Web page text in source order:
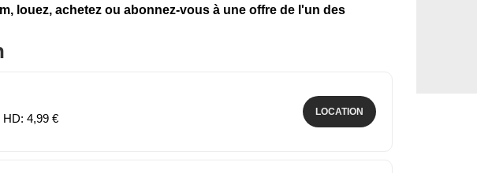
louez, achetez ou abonnez-vous à une offre de l'un des
HD: 4,99 €
LOCATION